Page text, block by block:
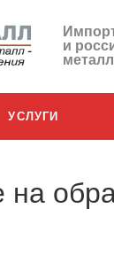
и
УСЛУГИ